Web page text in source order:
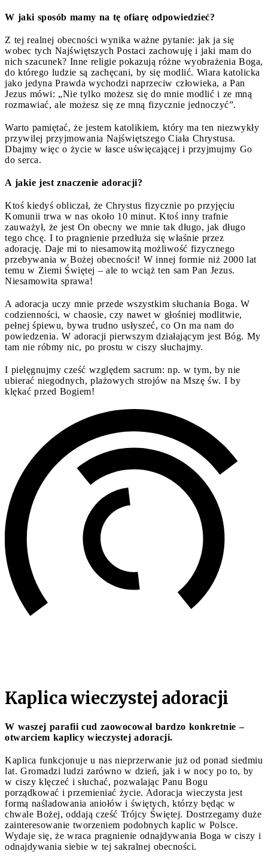
W jaki sposób mamy na tę ofiarę odpowiedzieć?
Z tej realnej obecności wynika ważne pytanie: jak ja się
wobec tych Najświętszych Postaci zachowuję i jaki mam do
nich szacunek? Inne religie pokazują różne wyobrażenia Boga,
do którego ludzie są zachęcani, by się modlić. Wiara katolicka
jako jedyna Prawda wychodzi naprzeciw człowieka, a Pan
Jezus mówi: „Nie tylko możesz się do mnie modlić i ze mną
rozmawiać, ale możesz się ze mną fizycznie jednoczyć”.
Warto pamiętać, że jestem katolikiem, który ma ten niezwykły
przywilej przyjmowania Najświętszego Ciała Chrystusa.
Dbajmy więc o życie w łasce uświęcającej i przyjmujmy Go
do serca.
A jakie jest znaczenie adoracji?
Ktoś kiedyś obliczał, że Chrystus fizycznie po przyjęciu
Komunii trwa w nas około 10 minut. Ktoś inny trafnie
zauważył, że jest On obecny we mnie tak długo, jak długo
tego chcę. I to pragnienie przedłuża się właśnie przez
adorację. Daje mi to niesamowitą możliwość fizycznego
przebywania w Bożej obecności! W innej formie niż 2000 lat
temu w Ziemi Świętej – ale to wciąż ten sam Pan Jezus.
Niesamowita sprawa!
A adoracja uczy mnie przede wszystkim słuchania Boga. W
codzienności, w chaosie, czy nawet w głośniej modlitwie,
pełnej śpiewu, bywa trudno usłyszeć, co On ma nam do
powiedzenia. W adoracji pierwszym działającym jest Bóg. My
tam nie róbmy nic, po prostu w ciszy słuchajmy.
I pielęgnujmy cześć względem sacrum: np. w tym, by nie
ubierać niegodnych, plażowych strojów na Mszę św. I by
klękać przed Bogiem!
Kaplica wieczystej adoracji
W waszej parafii cud zaowocował bardzo konkretnie –
otwarciem kaplicy wieczystej adoracji.
Kaplica funkcjonuje u nas nieprzerwanie już od ponad siedmiu
lat. Gromadzi ludzi zarówno w dzień, jak i w nocy po to, by
w ciszy klęczeć i słuchać, pozwalając Panu Bogu
porządkować i przemieniać życie. Adoracja wieczysta jest
formą naśladowania aniołów i świętych, którzy będąc w
chwale Bożej, oddają cześć Trójcy Świętej. Dostrzegamy duże
zainteresowanie tworzeniem podobnych kaplic w Polsce.
Wydaje się, że wraca pragnienie odnajdywania Boga w ciszy i
odnajdywania siebie w tej sakralnej obecności.